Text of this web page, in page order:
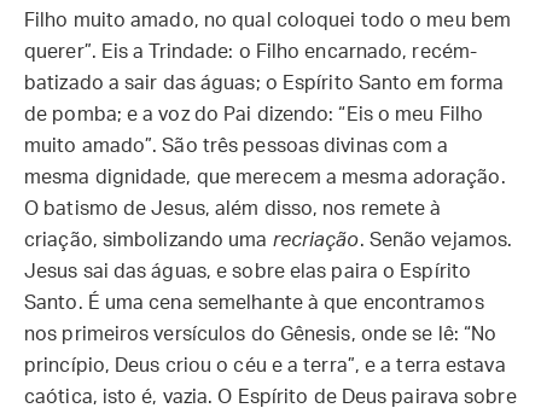
Filho muito amado, no qual coloquei todo o meu bem
querer”. Eis a Trindade: o Filho encarnado, recém-
batizado a sair das águas; o Espírito Santo em forma
de pomba; e a voz do Pai dizendo: “Eis o meu Filho
muito amado”. São três pessoas divinas com a
mesma dignidade, que merecem a mesma adoração.
O batismo de Jesus, além disso, nos remete à
criação, simbolizando uma recriação. Senão vejamos.
Jesus sai das águas, e sobre elas paira o Espírito
Santo. É uma cena semelhante à que encontramos
nos primeiros versículos do Gênesis, onde se lê: “No
princípio, Deus criou o céu e a terra”, e a terra estava
caótica, isto é, vazia. O Espírito de Deus pairava sobre